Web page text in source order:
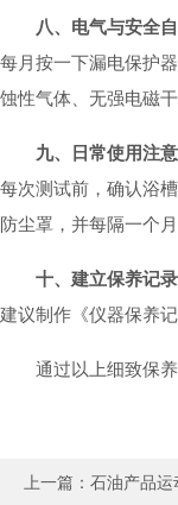
八、电气与安全
每月按一下漏电保护
蚀性气体、无强电磁干
九、日常使用注
每次测试前，确认浴
防尘罩，并每隔一个
十、建立保养记录
建议制作《仪器保养
通过以上细致保
上一篇： 石油产品运